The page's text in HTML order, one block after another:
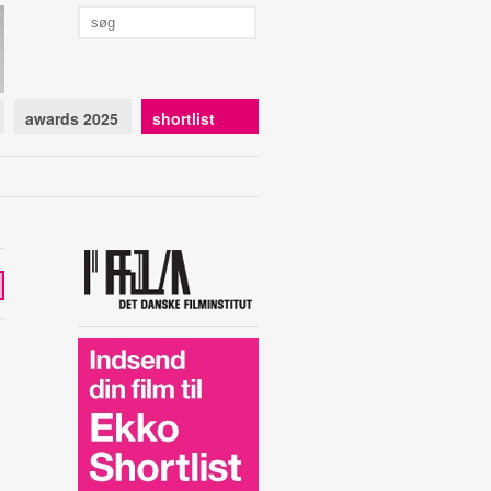
awards 2025 shortlist